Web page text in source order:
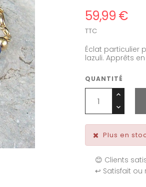
59,99 €
TTC
Éclat particulier
lazuli. Apprêts
QUANTITÉ
Plus en
😊 Clients
↩️ Satisfait ou